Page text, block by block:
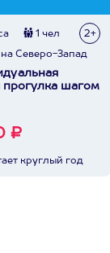
1 чел 2+
на Северо-Запад
прогулка шагом
₽
круглый год